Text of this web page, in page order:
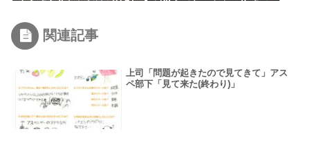
じてほしい」
関連記事
上司「問題が起きたので見てきて」アス
ペ部下「見て来た(終わり)」